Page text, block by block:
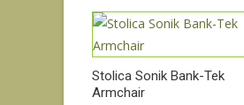
Stolica Sonik Bank-Tek
Armchair